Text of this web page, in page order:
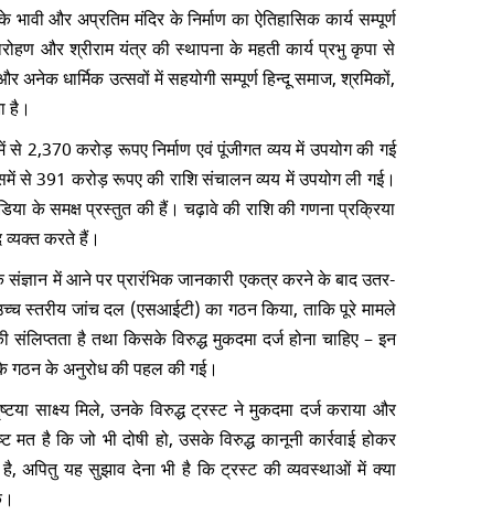
और अप्रतिम मंदिर के निर्माण का ऐतिहासिक कार्य सम्पूर्ण
और श्रीराम यंत्र की स्थापना के महती कार्य प्रभु कृपा से
धार्मिक उत्सवों में सहयोगी सम्पूर्ण हिन्दू समाज, श्रमिकों,
है।
2,370 करोड़ रूपए निर्माण एवं पूंजीगत व्यय में उपयोग की गई
391 करोड़ रूपए की राशि संचालन व्यय में उपयोग ली गई।
के समक्ष प्रस्तुत की हैं। चढ़ावे की राशि की गणना प्रक्रिया
व्यक्त करते हैं।
संज्ञान में आने पर प्रारंभिक जानकारी एकत्र करने के बाद उतर-
स्तरीय जांच दल (एसआईटी) का गठन किया, ताकि पूरे मामले
है तथा किसके विरुद्ध मुकदमा दर्ज होना चाहिए – इन
गठन के अनुरोध की पहल की गई।
साक्ष्य मिले, उनके विरुद्ध ट्रस्ट ने मुकदमा दर्ज कराया और
है कि जो भी दोषी हो, उसके विरुद्ध कानूनी कार्रवाई होकर
अपितु यह सुझाव देना भी है कि ट्रस्ट की व्यवस्थाओं में क्या
।